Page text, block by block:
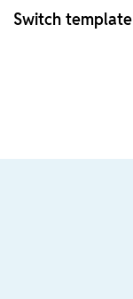
Switch template